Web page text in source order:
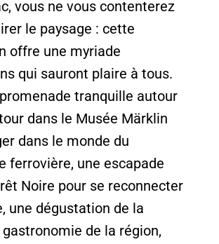
vous ne vous contenterez
le paysage : cette
offre une myriade
qui sauront plaire à tous.
tranquille autour
dans le Musée Märklin
dans le monde du
ferrovière, une escapade
Noire pour se reconnecter
une dégustation de la
de la région,